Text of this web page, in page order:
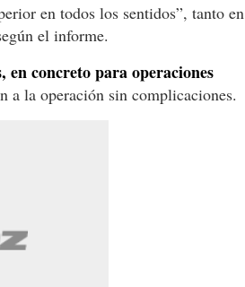
en todos los sentidos”, tanto en
el informe.
en concreto para operaciones
a la operación sin complicaciones.